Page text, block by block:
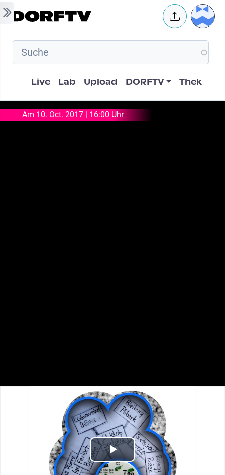
Skip to main content User
Hauptnavigation
Live Lab Upload DORFTV Thek
Am 10. Oct. 2017 | 16:00 Uhr
Play